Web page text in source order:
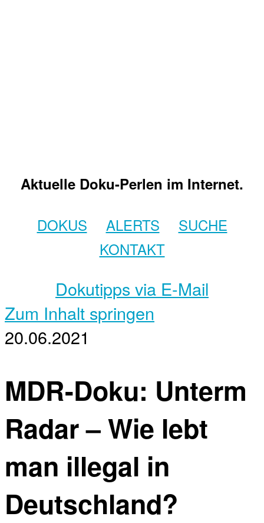
Aktuelle Doku-Perlen im Internet.
DOKUS ALERTS
SUCHE
KONTAKT
Dokutipps via E-Mail
Zum Inhalt springen
20.06.2021
MDR-Doku: Unterm
Radar – Wie lebt
man illegal in
Deutschland?